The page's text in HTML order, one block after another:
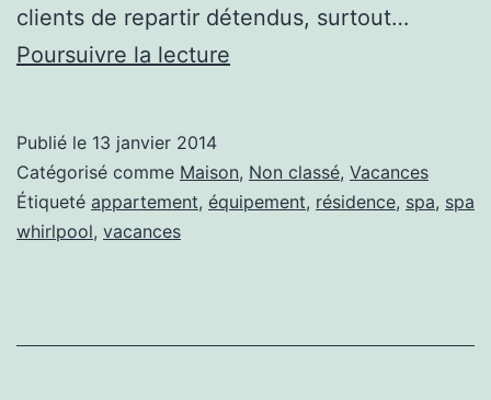
clients de repartir détendus, surtout…
Poursuivre la lecture
dans
sa
Publié le 13 janvier 2014
Catégorisé comme Maison, Non classé, Vacances
Étiqueté appartement, équipement, résidence, spa, spa
whirlpool, vacances